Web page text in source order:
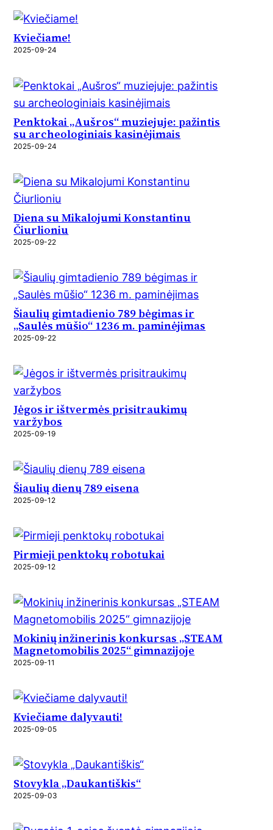
Kviečiame!
2025-09-24
Penktokai „Aušros“ muziejuje: pažintis
su archeologiniais kasinėjimais
2025-09-24
Diena su Mikalojumi Konstantinu
Čiurlioniu
2025-09-22
Šiaulių gimtadienio 789 bėgimas ir
„Saulės mūšio“ 1236 m. paminėjimas
2025-09-22
Jėgos ir ištvermės prisitraukimų
varžybos
2025-09-19
Šiaulių dienų 789 eisena
2025-09-12
Pirmieji penktokų robotukai
2025-09-12
Mokinių inžinerinis konkursas „STEAM
Magnetomobilis 2025“ gimnazijoje
2025-09-11
Kviečiame dalyvauti!
2025-09-05
Stovykla „Daukantiškis“
2025-09-03